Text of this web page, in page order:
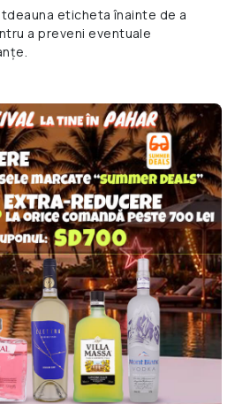
eticheta înainte de a
a preveni eventuale